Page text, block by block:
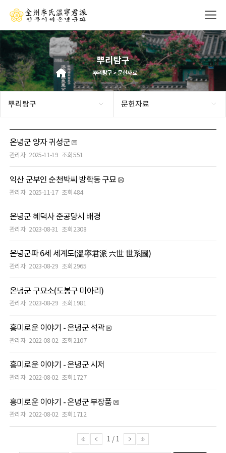
뿌리탐구
뿌리탐구 > 문헌자료
뿌리탐구 문헌자료
온녕군 양자 귀성군
관리자 2025-11-19 조회 551
익산 군부인 순천박씨 방학동 구묘
관리자 2025-11-17 조회 484
온녕군 혜덕사 준공당시 배경
관리자 2023-08-31 조회 2308
온녕군파 6세 세계도(溫寧君派 六世 世系圖)
관리자 2023-08-29 조회 2965
온녕군 구묘소(도봉구 미아리)
관리자 2023-08-29 조회 1981
흥미로운 이야기 - 온녕군 석곽
관리자 2022-08-02 조회 2107
흥미로운 이야기 - 온녕군 시저
관리자 2022-08-02 조회 1727
흥미로운 이야기 - 온녕군 부장품
관리자 2022-08-02 조회 1712
1 / 1